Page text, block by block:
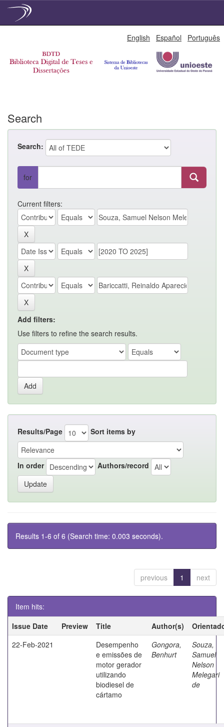
English Español Português
Search
Search:
for
Current filters:
Add filters:
Use filters to refine the search results.
Results/Page Sort items by
In order Authors/record
Results 1-6 of 6 (Search time: 0.003 seconds).
previous 1 next
Item hits:
Issue Date
Preview Title Author(s)
22-Feb-2021
Desempenho
e emissões de
motor gerador
utilizando
biodiesel de
cártamo
Gongora,
Benhurt
Souza,
Samuel
Nelson
Melegari
de